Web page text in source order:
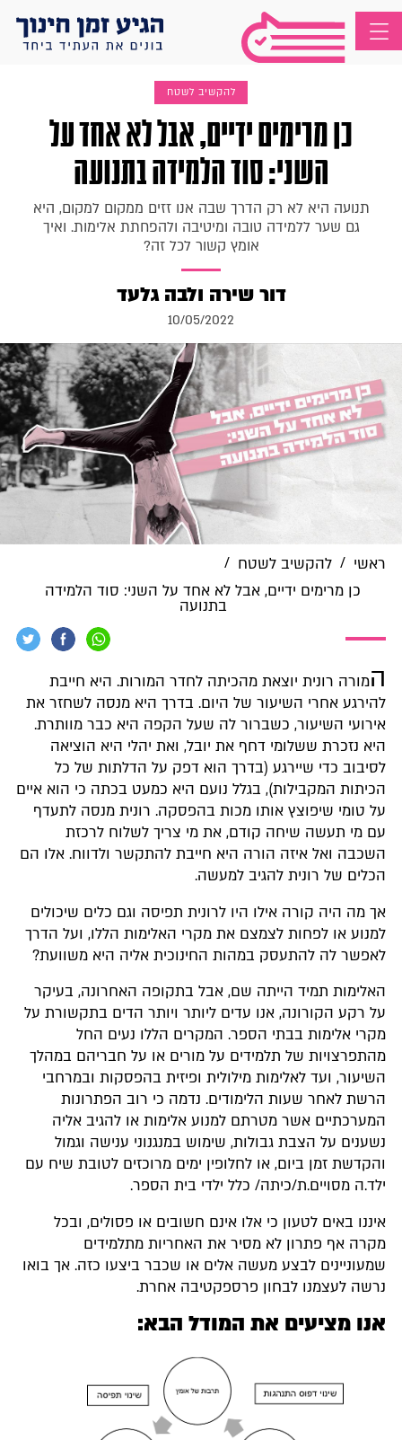
להקשיב לשטח
כן מרימים ידיים, אבל לא אחד על
השני: סוד הלמידה בתנועה
תנועה היא לא רק הדרך שבה אנו זזים ממקום למקום, היא
גם שער ללמידה טובה ומיטיבה ולהפחתת אלימות. ואיך
אומץ קשור לכל זה?
דור שירה ולבה גלעד
10/05/2022
ראשי / להקשיב לשטח /
כן מרימים ידיים, אבל לא אחד על השני: סוד הלמידה
בתנועה
המורה רונית יוצאת מהכיתה לחדר המורות. היא חייבת
להירגע אחרי השיעור של היום. בדרך היא מנסה לשחזר את
אירועי השיעור, כשברור לה שעל הקפה היא כבר מוותרת.
היא נזכרת ששלומי דחף את יובל, ואת יהלי היא הוציאה
לסיבוב כדי שיירגע (בדרך הוא דפק על הדלתות של כל
הכיתות המקבילות), בגלל נועם היא כמעט בכתה כי הוא איים
על טומי שיפוצץ אותו מכות בהפסקה. רונית מנסה לתעדף
עם מי תעשה שיחה קודם, את מי צריך לשלוח לרכזת
השכבה ואל איזה הורה היא חייבת להתקשר ולדווח. אלו הם
הכלים של רונית להגיב למעשה.
אך מה היה קורה אילו היו לרונית תפיסה וגם כלים שיכולים
למנוע או לפחות לצמצם את מקרי האלימות הללו, ועל הדרך
לאפשר לה להתעסק במהות החינוכית אליה היא משוועת?
האלימות תמיד הייתה שם, אבל בתקופה האחרונה, בעיקר
על רקע הקורונה, אנו עדים ליותר ויותר הדים בתקשורת על
מקרי אלימות בבתי הספר. המקרים הללו נעים החל
מהתפרצויות של תלמידים על מורים או על חבריהם במהלך
השיעור, ועד לאלימות מילולית ופיזית בהפסקות ובמרחבי
הרשת לאחר שעות הלימודים. נדמה כי רוב הפתרונות
המערכתיים אשר מטרתם למנוע אלימות או להגיב אליה
נשענים על הצבת גבולות, שימוש במנגנוני ענישה וגמול
והקדשת זמן ביום, או לחלופין ימים מרוכזים לטובת שיח עם
ילד.ה מסויים.ת/כיתה/ כלל ילדי בית הספר.
איננו באים לטעון כי אלו אינם חשובים או פסולים, ובכל
מקרה אף פתרון לא מסיר את האחריות מתלמידים
שמעוניינים לבצע מעשה אלים או שכבר ביצעו כזה. אך בואו
נרשה לעצמנו לבחון פרספקטיבה אחרת.
אנו מציעים את המודל הבא: